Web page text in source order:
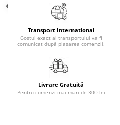
Biografii, Memorii, Jurnale
Carti erotice
Carti pentru Adolescenti, Young
Crime, Thriller, Mistery
Literatura Romana
Transport International
Costul exact al transportului va fi
comunicat după plasarea comenzii.
Livrare Gratuită
Pentru comenzi mai mari de 300 lei